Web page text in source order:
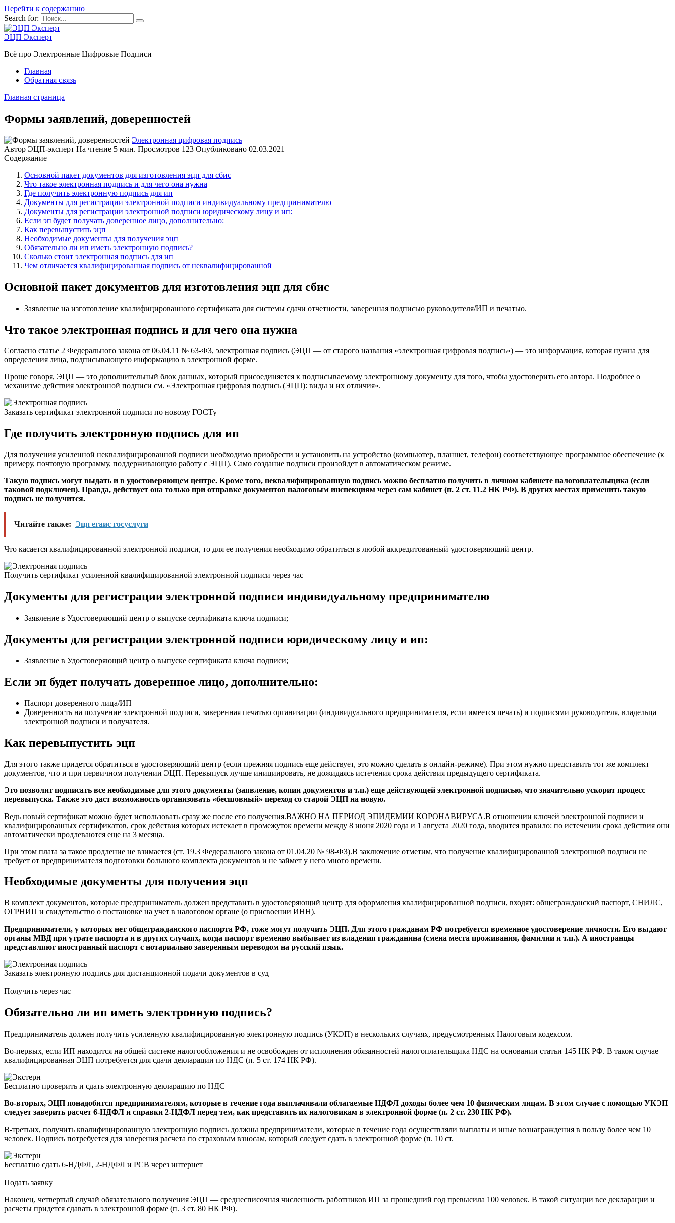
Перейти к содержанию
Search for:
ЭЦП Эксперт
Всё про Электронные Цифровые Подписи
Главная
Обратная связь
Главная страница
Формы заявлений, доверенностей
Электронная цифровая подпись
Автор ЭЦП-эксперт На чтение 5 мин. Просмотров 123 Опубликовано 02.03.2021
Содержание
Основной пакет документов для изготовления эцп для сбис
Что такое электронная подпись и для чего она нужна
Где получить электронную подпись для ип
Документы для регистрации электронной подписи индивидуальному предпринимателю
Документы для регистрации электронной подписи юридическому лицу и ип:
Если эп будет получать доверенное лицо, дополнительно:
Как перевыпустить эцп
Необходимые документы для получения эцп
Обязательно ли ип иметь электронную подпись?
Сколько стоит электронная подпись для ип
Чем отличается квалифицированная подпись от неквалифицированной
Основной пакет документов для изготовления эцп для сбис
Заявление на изготовление квалифицированного сертификата для системы сдачи отчетности, заверенная подписью руководителя/ИП и печатью.
Что такое электронная подпись и для чего она нужна
Согласно статье 2 Федерального закона от 06.04.11 № 63-ФЗ, электронная подпись (ЭЦП — от старого названия «электронная цифровая подпись») — это информация, которая нужна для
определения лица, подписывающего информацию в электронной форме.
Проще говоря, ЭЦП — это дополнительный блок данных, который присоединяется к подписываемому электронному документу для того, чтобы удостоверить его автора. Подробнее о
механизме действия электронной подписи см. «Электронная цифровая подпись (ЭЦП): виды и их отличия».
Заказать сертификат электронной подписи по новому ГОСТу
Где получить электронную подпись для ип
Для получения усиленной неквалифицированной подписи необходимо приобрести и установить на устройство (компьютер, планшет, телефон) соответствующее программное обеспечение (к
примеру, почтовую программу, поддерживающую работу с ЭЦП). Само создание подписи произойдет в автоматическом режиме.
Такую подпись могут выдать и в удостоверяющем центре. Кроме того, неквалифицированную подпись можно бесплатно получить в личном кабинете налогоплательщика (если
таковой подключен). Правда, действует она только при отправке документов налоговым инспекциям через сам кабинет (п. 2 ст. 11.2 НК РФ). В других местах применить такую
подпись не получится.
Читайте также: Эцп егаис госуслуги
Что касается квалифицированной электронной подписи, то для ее получения необходимо обратиться в любой аккредитованный удостоверяющий центр.
Получить сертификат усиленной квалифицированной электронной подписи через час
Документы для регистрации электронной подписи индивидуальному предпринимателю
Заявление в Удостоверяющий центр о выпуске сертификата ключа подписи;
Документы для регистрации электронной подписи юридическому лицу и ип:
Заявление в Удостоверяющий центр о выпуске сертификата ключа подписи;
Если эп будет получать доверенное лицо, дополнительно:
Паспорт доверенного лица/ИП
Доверенность на получение электронной подписи, заверенная печатью организации (индивидуального предпринимателя, если имеется печать) и подписями руководителя, владельца
электронной подписи и получателя.
Как перевыпустить эцп
Для этого также придется обратиться в удостоверяющий центр (если прежняя подпись еще действует, это можно сделать в онлайн-режиме). При этом нужно представить тот же комплект
документов, что и при первичном получении ЭЦП. Перевыпуск лучше инициировать, не дожидаясь истечения срока действия предыдущего сертификата.
Это позволит подписать все необходимые для этого документы (заявление, копии документов и т.п.) еще действующей электронной подписью, что значительно ускорит процесс
перевыпуска. Также это даст возможность организовать «бесшовный» переход со старой ЭЦП на новую.
Ведь новый сертификат можно будет использовать сразу же после его получения.ВАЖНО НА ПЕРИОД ЭПИДЕМИИ КОРОНАВИРУСА.В отношении ключей электронной подписи и
квалифицированных сертификатов, срок действия которых истекает в промежуток времени между 8 июня 2020 года и 1 августа 2020 года, вводится правило: по истечении срока действия они
автоматически продлеваются еще на 3 месяца.
При этом плата за такое продление не взимается (ст. 19.3 Федерального закона от 01.04.20 № 98-ФЗ).В заключение отметим, что получение квалифицированной электронной подписи не
требует от предпринимателя подготовки большого комплекта документов и не займет у него много времени.
Необходимые документы для получения эцп
В комплект документов, которые предприниматель должен представить в удостоверяющий центр для оформления квалифицированной подписи, входят: общегражданский паспорт, СНИЛС,
ОГРНИП и свидетельство о постановке на учет в налоговом органе (о присвоении ИНН).
Предприниматели, у которых нет общегражданского паспорта РФ, тоже могут получить ЭЦП. Для этого гражданам РФ потребуется временное удостоверение личности. Его выдают
органы МВД при утрате паспорта и в других случаях, когда паспорт временно выбывает из владения гражданина (смена места проживания, фамилии и т.п.). А иностранцы
представляют иностранный паспорт с нотариально заверенным переводом на русский язык.
Заказать электронную подпись для дистанционной подачи документов в суд
Получить через час
Обязательно ли ип иметь электронную подпись?
Предприниматель должен получить усиленную квалифицированную электронную подпись (УКЭП) в нескольких случаях, предусмотренных Налоговым кодексом.
Во-первых, если ИП находится на общей системе налогообложения и не освобожден от исполнения обязанностей налогоплательщика НДС на основании статьи 145 НК РФ. В таком случае
квалифицированная ЭЦП потребуется для сдачи декларации по НДС (п. 5 ст. 174 НК РФ).
Бесплатно проверить и сдать электронную декларацию по НДС
Во-вторых, ЭЦП понадобится предпринимателям, которые в течение года выплачивали облагаемые НДФЛ доходы более чем 10 физическим лицам. В этом случае с помощью УКЭП
следует заверить расчет 6-НДФЛ и справки 2-НДФЛ перед тем, как представить их налоговикам в электронной форме (п. 2 ст. 230 НК РФ).
В-третьих, получить квалифицированную электронную подпись должны предприниматели, которые в течение года осуществляли выплаты и иные вознаграждения в пользу более чем 10
человек. Подпись потребуется для заверения расчета по страховым взносам, который следует сдать в электронной форме (п. 10 ст.
Бесплатно сдать 6‑НДФЛ, 2‑НДФЛ и РСВ через интернет
Подать заявку
Наконец, четвертый случай обязательного получения ЭЦП — среднесписочная численность работников ИП за прошедший год превысила 100 человек. В такой ситуации все декларации и
расчеты придется сдавать в электронной форме (п. 3 ст. 80 НК РФ).